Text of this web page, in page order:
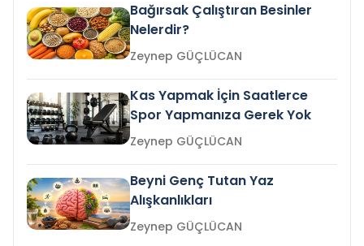
Bağırsak Çalıştıran Besinler
Nelerdir?
Zeynep GÜÇLÜCAN
Kas Yapmak İçin Saatlerce
Spor Yapmanıza Gerek Yok
Zeynep GÜÇLÜCAN
Beyni Genç Tutan Yaz
Alışkanlıkları
Zeynep GÜÇLÜCAN